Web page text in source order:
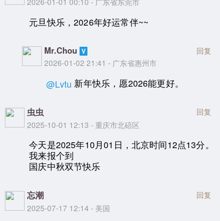
元旦快乐，2026年好运常伴~~
Mr.Chou
2026-01-02 21:41 - 广东省惠州市
回复
@Lvtu 新年快乐，愿2026能更好。
虫虫
2025-10-01 12:13 - 重庆市北碚区
回复
今天是2025年10月01日，北京时间12点13分。
我来报个到
国庆中秋双节快乐
忘潮
2025-07-17 12:14 - 美国
回复